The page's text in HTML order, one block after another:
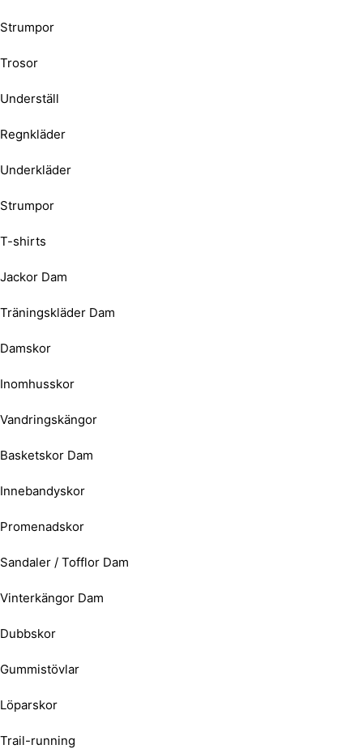
Strumpor
Trosor
Underställ
Regnkläder
Underkläder
Strumpor
T-shirts
Jackor Dam
Träningskläder Dam
Damskor
Inomhusskor
Vandringskängor
Basketskor Dam
Innebandyskor
Promenadskor
Sandaler / Tofflor Dam
Vinterkängor Dam
Dubbskor
Gummistövlar
Löparskor
Trail-running